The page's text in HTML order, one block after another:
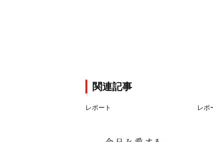
関連記事
レポート レポ